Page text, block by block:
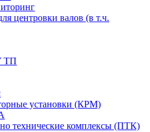
центровки валов (в т.ч.
ТП
установки (КРМ)
технические комплексы (ПТК)